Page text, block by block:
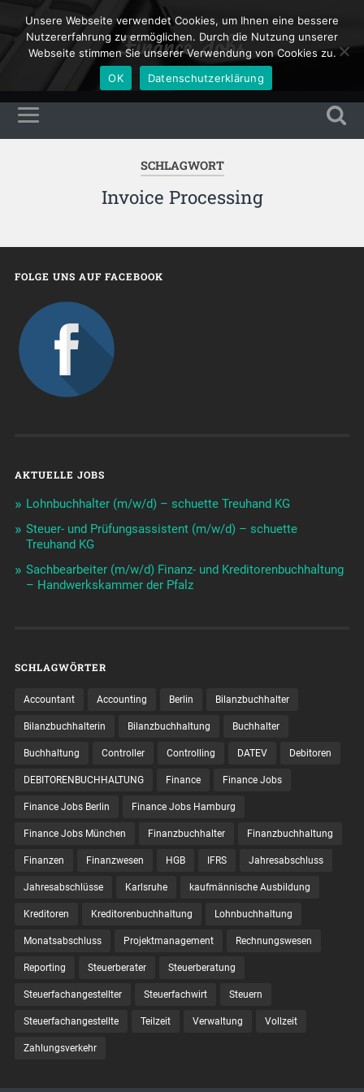
Finance Jobs
SCHLAGWORT
Invoice Processing
FOLGE UNS AUF FACEBOOK
AKTUELLE JOBS
Lohnbuchhalter (m/w/d) – schuette Treuhand KG
Steuer- und Prüfungsassistent (m/w/d) – schuette
Treuhand KG
Sachbearbeiter (m/w/d) Finanz- und Kreditorenbuchhaltung
– Handwerkskammer der Pfalz
SCHLAGWÖRTER
Accountant Accounting Berlin Bilanzbuchhalter
Bilanzbuchhalterin Bilanzbuchhaltung Buchhalter
Buchhaltung Controller Controlling DATEV Debitoren
DEBITORENBUCHHALTUNG Finance Finance Jobs
Finance Jobs Berlin Finance Jobs Hamburg
Finance Jobs München Finanzbuchhalter Finanzbuchhaltung
Finanzen Finanzwesen HGB IFRS Jahresabschluss
Jahresabschlüsse Karlsruhe kaufmännische Ausbildung
Kreditoren Kreditorenbuchhaltung Lohnbuchhaltung
Monatsabschluss Projektmanagement Rechnungswesen
Reporting Steuerberater Steuerberatung
Steuerfachangestellter Steuerfachwirt Steuern
Steuer­fach­ange­stellte Teilzeit Verwaltung Vollzeit
Zahlungsverkehr
Unsere Webseite verwendet Cookies, um Ihnen eine bessere
Nutzererfahrung zu ermöglichen. Durch die Nutzung unserer
Webseite stimmen Sie unserer Verwendung von Cookies zu.
OK
Datenschutzerklärung